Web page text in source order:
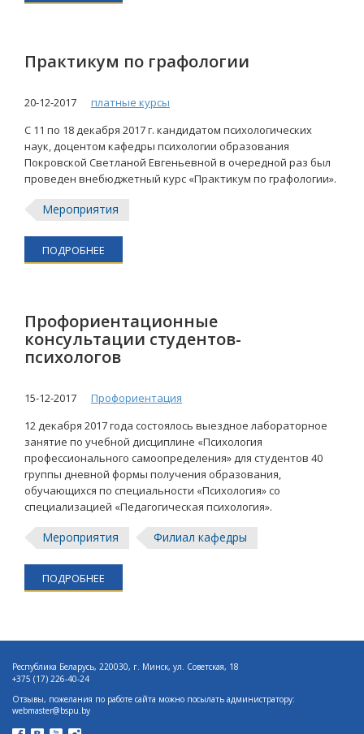
Практикум по графологии
20-12-2017
платные курсы
С 11 по 18 декабря 2017 г. кандидатом психологических
наук, доцентом кафедры психологии образования
Покровской Светланой Евгеньевной в очередной раз был
проведен внебюджетный курс «Практикум по графологии».
Мероприятия
ПОДРОБНЕЕ
Профориентационные
консультации студентов-
психологов
15-12-2017
Профориентация
12 декабря 2017 года состоялось выездное лабораторное
занятие по учебной дисциплине «Психология
профессионального самоопределения» для студентов 40
группы дневной формы получения образования,
обучающихся по специальности «Психология» со
специализацией «Педагогическая психология».
Мероприятия Филиал кафедры
ПОДРОБНЕЕ
Республика Беларусь, 220030, г. Минск, ул. Советская, 18
+375 (17) 226-40-24
Отзывы, пожелания по работе сайта можно посылать администратору:
webmaster@bspu.by